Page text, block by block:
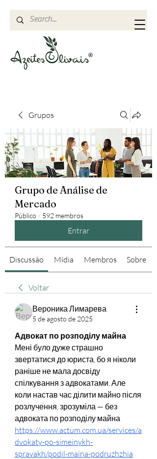
Grupos
Grupo de Análise de
Mercado
Público · 592 membros
Entrar
Discussão Mídia Membros Sobre
Voltar
Вероника Лимарева
5 de agosto de 2025
Адвокат по розподілу майна
Мені було дуже страшно
звертатися до юриста, бо я ніколи
раніше не мала досвіду
спілкування з адвокатами. Але
коли настав час ділити майно після
розлучення, зрозуміла — без
https://www.actum.com.ua/services/a
dvokaty-po-simeinykh-
spravakh/podil-maina-podruzhzhia